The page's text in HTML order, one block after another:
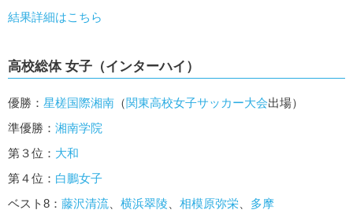
結果詳細はこちら
高校総体 女子（インターハイ）
優勝： 星槎国際湘南 （関東高校女子サッカー大会出場）
準優勝： 湘南学院
第３位： 大和
第４位： 白鵬女子
ベスト8： 藤沢清流、 横浜翠陵、 相模原弥栄、 多摩